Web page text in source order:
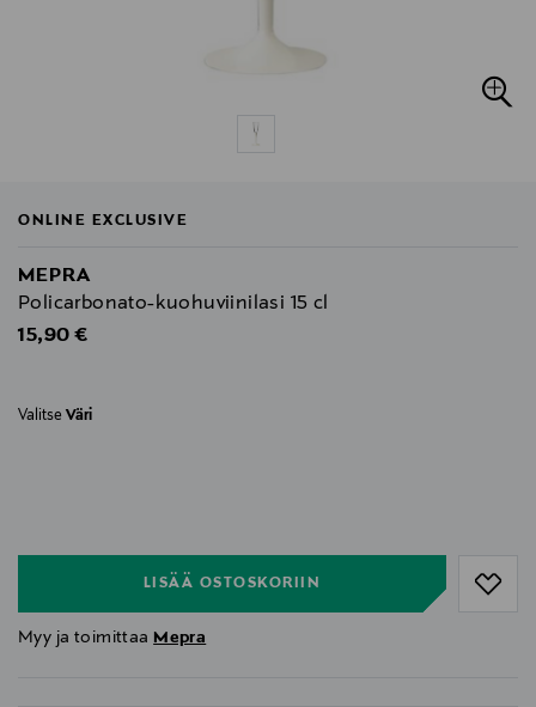
ONLINE EXCLUSIVE
MEPRA
Policarbonato-kuohuviinilasi 15 cl
Original Price
15,90 €
Valitse Väri
LISÄÄ OSTOSKORIIN
Myy ja toimittaa Mepra